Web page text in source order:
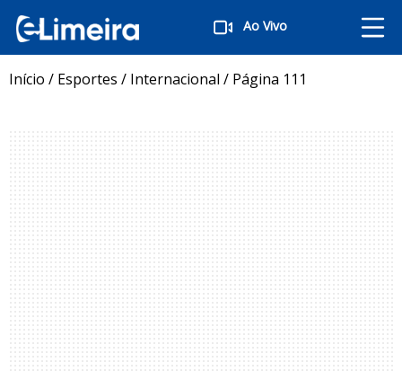
Ao Vivo
Início / Esportes / Internacional / Página 111